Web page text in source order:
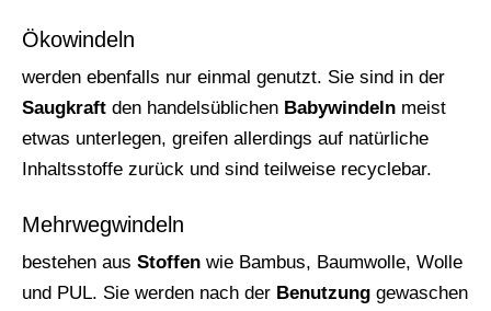
Ökowindeln
werden ebenfalls nur einmal genutzt. Sie sind in der
Saugkraft den handelsüblichen Babywindeln meist
etwas unterlegen, greifen allerdings auf natürliche
Inhaltsstoffe zurück und sind teilweise recyclebar.
Mehrwegwindeln
bestehen aus Stoffen wie Bambus, Baumwolle, Wolle
und PUL. Sie werden nach der Benutzung gewaschen